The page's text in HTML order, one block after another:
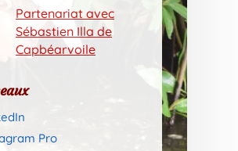
Partenariat avec
Sébastien Illa de
Capbéarvoile
Pro